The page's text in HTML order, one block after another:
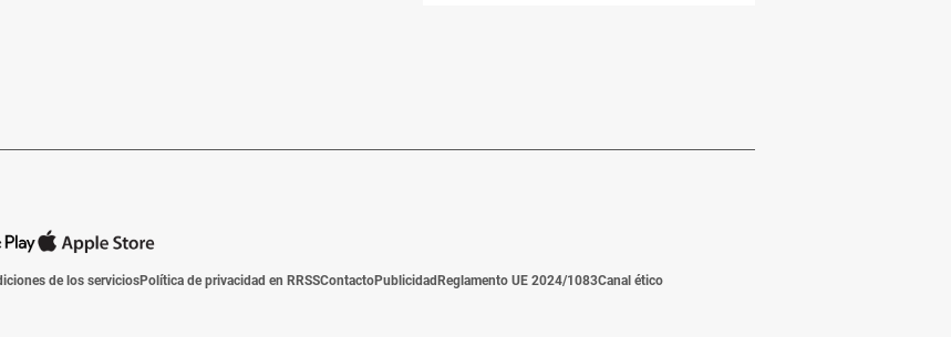
de los serviciosPolítica de privacidad en RRSSContactoPublicidadReglamento UE 2024/1083Canal ético